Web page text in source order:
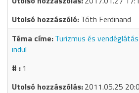
Tóth Ferdinand
Turizmus és
indul
1
2011.05.25